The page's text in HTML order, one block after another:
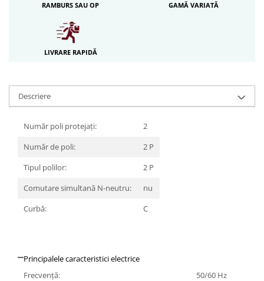
Iluminat festiv
Fotosenzori si Senzori de miscare
Sina Magnetica Slim LIMBO
RAMBURS SAU OP GAMĂ VARIATĂ
LIVRARE RAPIDĂ
Descriere
Număr poli protejați:
2
Număr de poli:
2 P
Tipul polilor:
2 P
Comutare simultană N-neutru:
nu
Curbă:
C
Principalele caracteristici electrice
Frecvenţă:
50/60 Hz